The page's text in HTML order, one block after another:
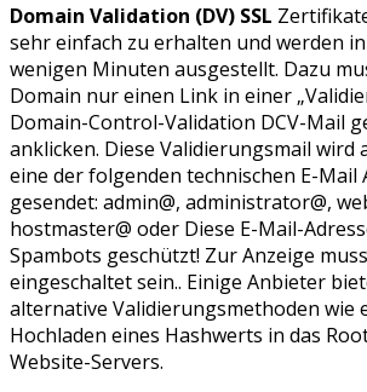
Domain Validation (DV) SSL
sehr einfach zu erhalten und werden
wenigen Minuten ausgestellt. Dazu
Domain nur einen Link in einer
Domain-Control-Validation DCV-Mail
anklicken. Diese Validierungsmail wird
eine der folgenden technischen E-Mail
gesendet: admin@, administrator@,
hostmaster@ oder Diese E-Mail-
Spambots geschützt! Zur Anzeige
eingeschaltet sein.. Einige Anbieter
alternative Validierungsmethoden wie
Hochladen eines Hashwerts in das
Website-Servers.